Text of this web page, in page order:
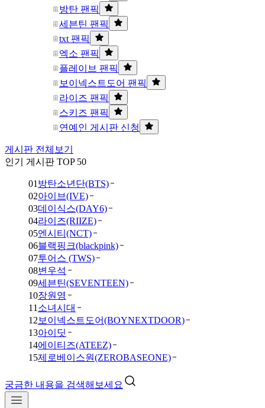
방탄 팬픽
세븐틴 팬픽
txt 팬픽
엑소 팬픽
플레이브 팬픽
보이넥스트도어 팬픽
라이즈 팬픽
스키즈 팬픽
연예인 게시판 신청
게시판 전체보기
인기 게시판 TOP 50
01 방탄소년단(BTS)
02아이브(IVE)
03데이식스(DAY6)
04라이즈(RIIZE)
05엔시티(NCT)
06블랙핑크(blackpink)
07투어스 (TWS)
08변우석
09세븐틴(SEVENTEEN)
10장원영
11 소녀시대
12 보이넥스트도어(BOYNEXTDOOR)
13아이딧
14에이티즈(ATEEZ)
15제로베이스원(ZEROBASEONE)
궁금한 내용을 검색해보세요